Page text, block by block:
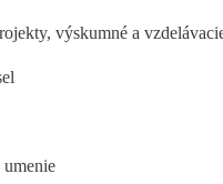
výskumné a